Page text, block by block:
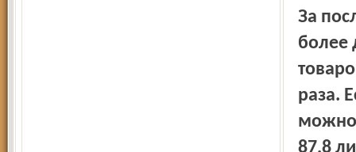
За последние 20 лет большинство видов продуктов стало
более
раза.
можно
87,8